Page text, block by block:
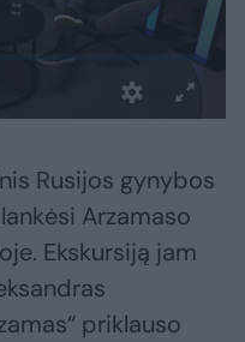
Rusijos gynybos
Arzamaso
Ekskursiją jam
priklauso